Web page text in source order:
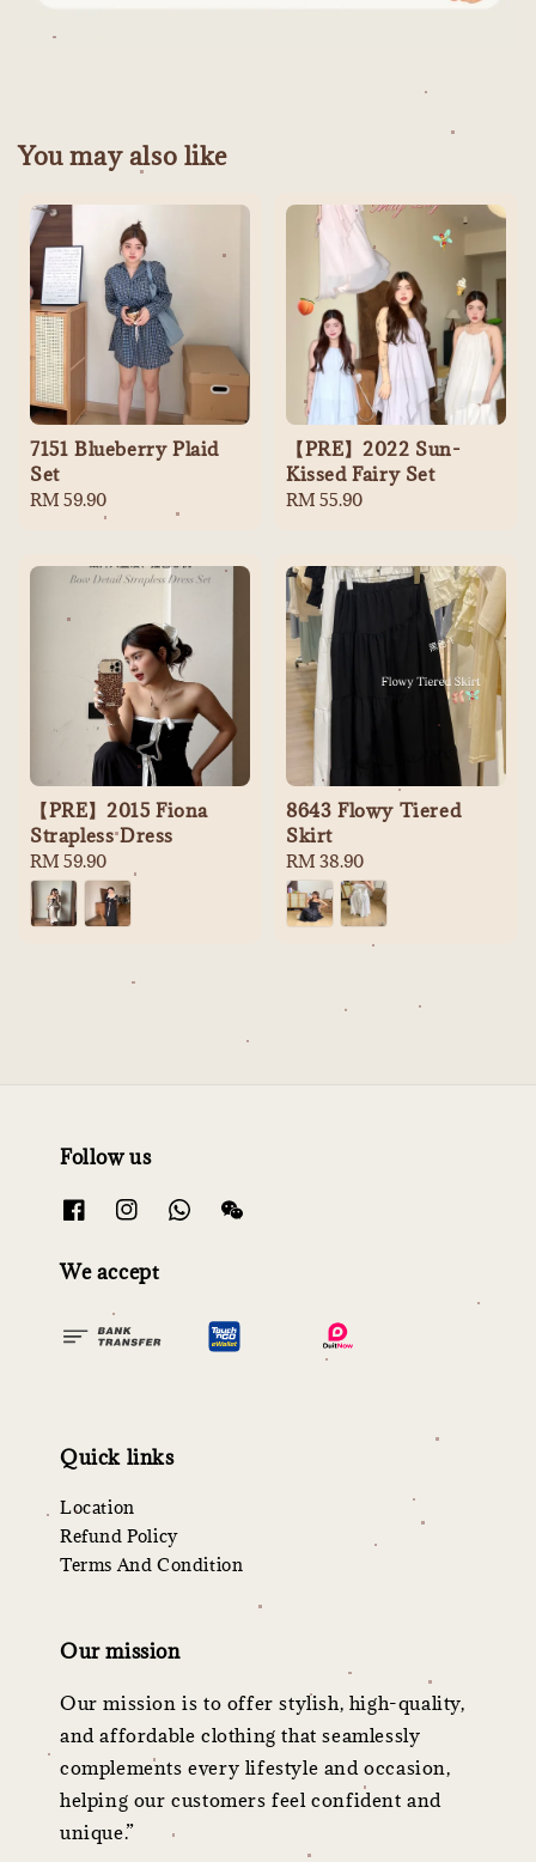
You may also like
7151 Blueberry Plaid
Set
Regular
RM 59.90
【PRE】2022 Sun-
Kissed Fairy Set
Regular
RM 55.90
【PRE】2015 Fiona
Strapless Dress
Regular
price
RM 59.90
8643 Flowy Tiered
Skirt
Regular
price
RM 38.90
Follow us
We accept
Quick links
Location
Refund Policy
Terms And Condition
Our mission
Our mission is to offer stylish, high-quality,
and affordable clothing that seamlessly
complements every lifestyle and occasion,
helping our customers feel confident and
unique.”